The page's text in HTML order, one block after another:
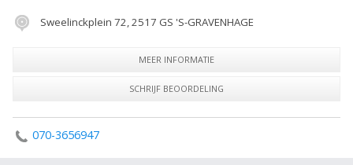
Sweelinckplein 72, 2517 GS 'S-GRAVENHAGE
MEER INFORMATIE
SCHRIJF BEOORDELING
070-3656947